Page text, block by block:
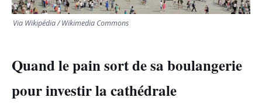
Via Wikipédia / Wikimedia Commons
Quand le pain sort de sa boulangerie
pour investir la cathédrale